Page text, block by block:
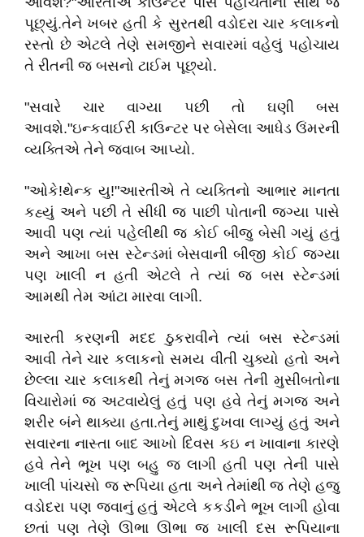
પૂછ્યું.તેને ખબર હતી કે સુરતથી વડોદરા ચાર કલાકનો
રસ્તો છે એટલે તેણે સમજીને સવારમાં વહેલું પહોચાય
તે રીતની જ બસનો ટાઈમ પૂછ્યો.
"સવારે ચાર વાગ્યા પછી તો ઘણી બસ
આવશે."ઇન્કવાઈરી કાઉન્ટર પર બેસેલા આધેડ ઉંમરની
વ્યક્તિએ તેને જવાબ આપ્યો.
"ઓકે!થેન્ક યુ!"આરતીએ તે વ્યક્તિનો આભાર માનતા
કહ્યું અને પછી તે સીધી જ પાછી પોતાની જગ્યા પાસે
આવી પણ ત્યાં પહેલીથી જ કોઈ બીજુ બેસી ગયું હતું
અને આખા બસ સ્ટેન્ડમાં બેસવાની બીજી કોઈ જગ્યા
પણ ખાલી ન હતી એટલે તે ત્યાં જ બસ સ્ટેન્ડમાં
આમથી તેમ આંટા મારવા લાગી.
આરતી કરણની મદદ ઠુકરાવીને ત્યાં બસ સ્ટેન્ડમાં
આવી તેને ચાર કલાકનો સમય વીતી ચુક્યો હતો અને
છેલ્લા ચાર કલાકથી તેનું મગજ બસ તેની મુસીબતોના
વિચારોમાં જ અટવાયેલું હતું પણ હવે તેનું મગજ અને
શરીર બંને થાક્યા હતા.તેનું માથું દુખવા લાગ્યું હતું અને
સવારના નાસ્તા બાદ આખો દિવસ કઇ ન ખાવાના કારણે
હવે તેને ભૂખ પણ બહુ જ લાગી હતી પણ તેની પાસે
ખાલી પાંચસો જ રૂપિયા હતા અને તેમાંથી જ તેણે હજુ
વડોદરા પણ જવાનું હતું એટલે કકડીને ભૂખ લાગી હોવા
છતાં પણ તેણે ઊભા ઊભા જ ખાલી દસ રૂપિયાના